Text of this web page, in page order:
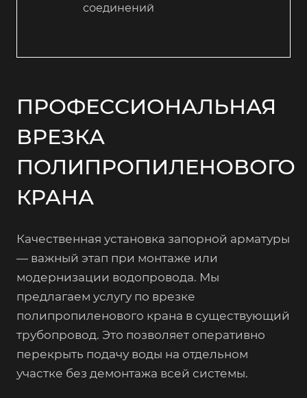
соединений
ПРОФЕССИОНАЛЬНАЯ
ВРЕЗКА
ПОЛИПРОПИЛЕНОВОГО
КРАНА
Качественная установка запорной арматуры
— важный этап при монтаже или
модернизации водопровода. Мы
предлагаем услугу по врезке
полипропиленового крана в существующий
трубопровод. Это позволяет оперативно
перекрыть подачу воды на отдельном
участке без демонтажа всей системы.